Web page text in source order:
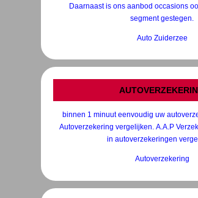
Daarnaast is ons aanbod occasions
segment gestegen.
Auto Zuiderzee
binnen 1 minuut eenvoudig uw
Autoverzekering vergelijken. A.A.P
in autoverzekeringen
Autoverzekering